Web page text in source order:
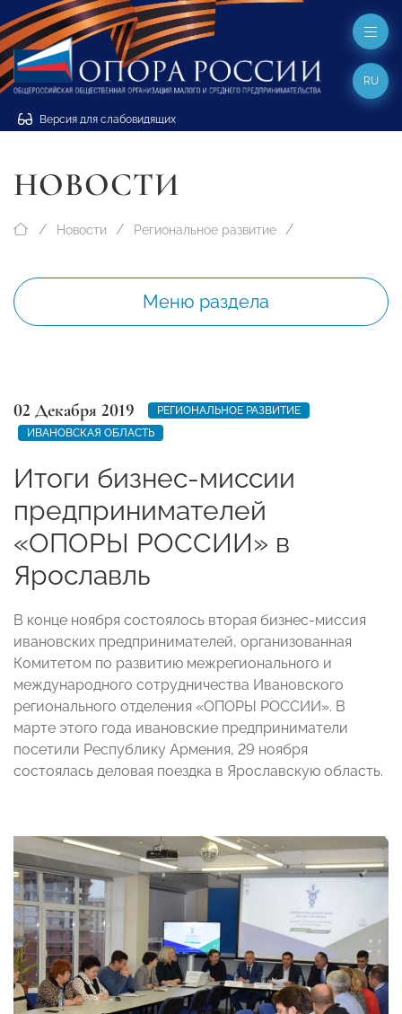
Версия для слабовидящих
RU
НОВОСТИ
Новости Региональное развитие
Меню раздела
02 Декабря 2019
РЕГИОНАЛЬНОЕ РАЗВИТИЕ
ИВАНОВСКАЯ ОБЛАСТЬ
Итоги бизнес-миссии
предпринимателей
«ОПОРЫ РОССИИ» в
Ярославль
В конце ноября состоялось вторая бизнес-миссия
ивановских предпринимателей, организованная
Комитетом по развитию межрегионального и
международного сотрудничества Ивановского
регионального отделения «ОПОРЫ РОССИИ». В
марте этого года ивановские предприниматели
посетили Республику Армения, 29 ноября
состоялась деловая поездка в Ярославскую область.